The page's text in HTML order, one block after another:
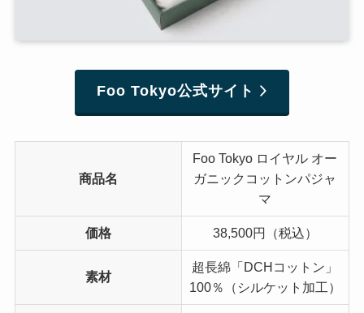
Foo Tokyo公式サイト
商品名
Foo Tokyo ロイヤル オー
ガニックコットンパジャ
マ
価格 38,500円（税込）
素材
超長綿「DCHコットン」
100％（シルケット加工）